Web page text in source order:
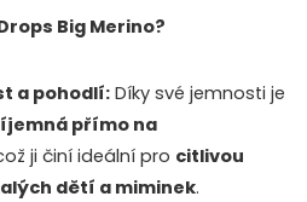
Big Merino?
a pohodlí: Díky své jemnosti je
přímo na
ji činí ideální pro citlivou
dětí a miminek.